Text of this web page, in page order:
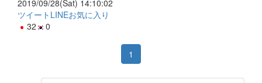
2019/09/28(Sat) 14:10:02
ツイート LINEお気に入り
32
0
1